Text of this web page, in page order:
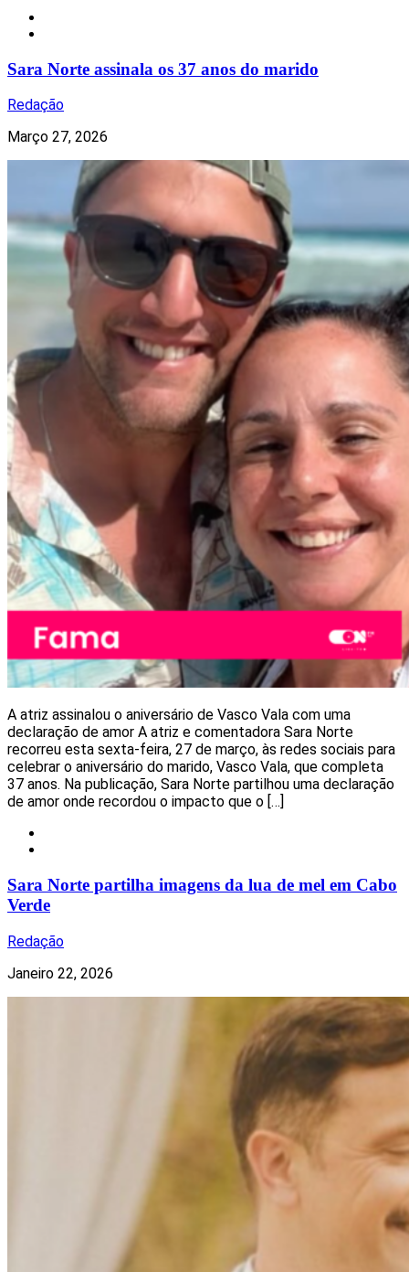
Sara Norte assinala os 37 anos do marido
Redação
Março 27, 2026
A atriz assinalou o aniversário de Vasco Vala com uma
declaração de amor A atriz e comentadora Sara Norte
recorreu esta sexta-feira, 27 de março, às redes sociais para
celebrar o aniversário do marido, Vasco Vala, que completa
37 anos. Na publicação, Sara Norte partilhou uma declaração
de amor onde recordou o impacto que o […]
Sara Norte partilha imagens da lua de mel em Cabo
Verde
Redação
Janeiro 22, 2026